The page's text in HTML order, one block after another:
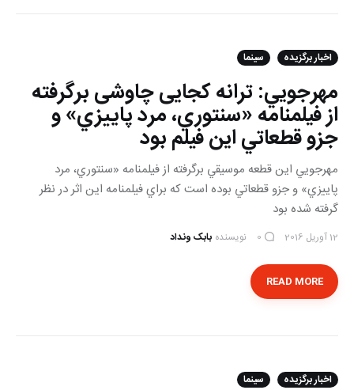
اخبار برگزیده سینما
مهرجويي: ترانه کجایی چاوشی برگرفته
از فيلمنامه «سنتوري، مرد پاييزي» و
جزو قطعاتي این فیلم بود
مهرجويي اين قطعه موسيقي برگرفته از فيلمنامه «سنتوري، مرد
پاييزي» و جزو قطعاتي بوده است كه براي فيلمنامه اين اثر در نظر
گرفته شده بود
12 آوریل 2016 0 نویسنده بابک ونداد
READ MORE
اخبار برگزیده سینما